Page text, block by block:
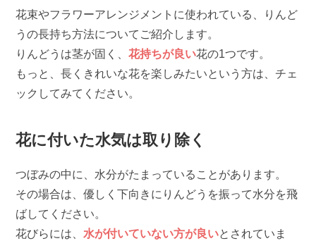
花束やフラワーアレンジメントに使われている、りんど
うの長持ち方法についてご紹介します。
りんどうは茎が固く、花持ちが良い花の1つです。
もっと、長くきれいな花を楽しみたいという方は、チェ
ックしてみてください。
花に付いた水気は取り除く
つぼみの中に、水分がたまっていることがあります。
その場合は、優しく下向きにりんどうを振って水分を飛
ばしてください。
花びらには、水が付いていない方が良いとされていま